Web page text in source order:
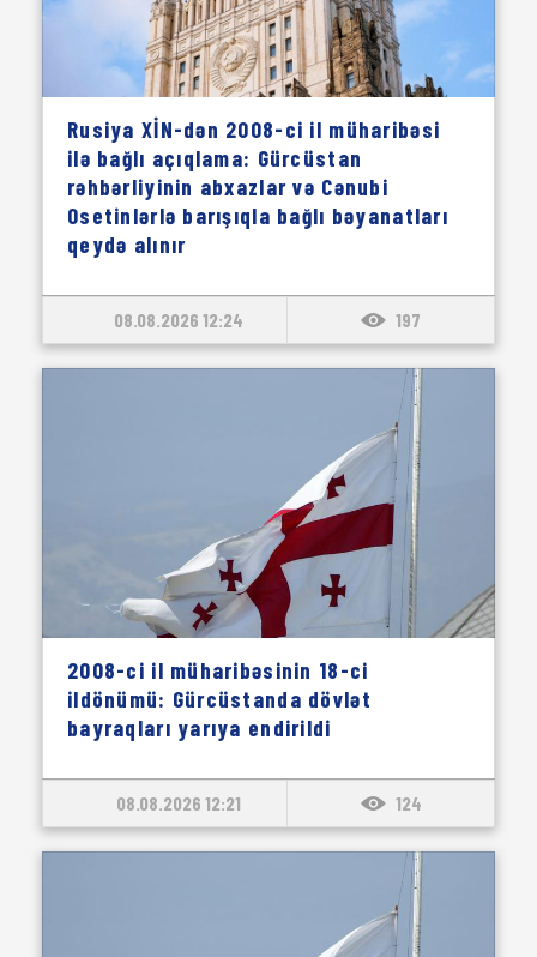
Rusiya XİN-dən 2008-ci il müharibəsi
ilə bağlı açıqlama: Gürcüstan
rəhbərliyinin abxazlar və Cənubi
Osetinlərlə barışıqla bağlı bəyanatları
qeydə alınır
08.08.2026 12:24 197
2008-ci il müharibəsinin 18-ci
ildönümü: Gürcüstanda dövlət
bayraqları yarıya endirildi
08.08.2026 12:21 124